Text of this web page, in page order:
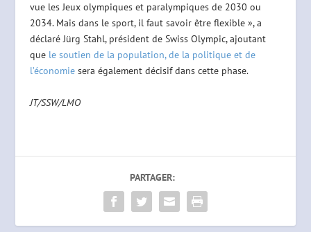
vue les Jeux olympiques et paralympiques de 2030 ou
2034. Mais dans le sport, il faut savoir être flexible », a
déclaré Jürg Stahl, président de Swiss Olympic, ajoutant
que le soutien de la population, de la politique et de
l’économiesera également décisif dans cette phase.
JT/SSW/LMO
PARTAGER: